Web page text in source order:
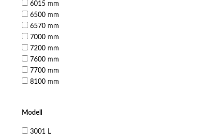
6015 mm
6500 mm
6570 mm
7000 mm
7200 mm
7600 mm
7700 mm
8100 mm
Modell
3001 L